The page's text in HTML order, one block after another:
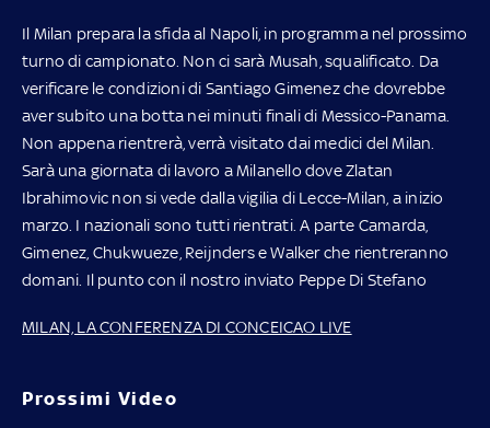
Il Milan prepara la sfida al Napoli, in programma nel prossimo
turno di campionato. Non ci sarà Musah, squalificato. Da
verificare le condizioni di Santiago Gimenez che dovrebbe
aver subito una botta nei minuti finali di Messico-Panama.
Non appena rientrerà, verrà visitato dai medici del Milan.
Sarà una giornata di lavoro a Milanello dove Zlatan
Ibrahimovic non si vede dalla vigilia di Lecce-Milan, a inizio
marzo. I nazionali sono tutti rientrati. A parte Camarda,
Gimenez, Chukwueze, Reijnders e Walker che rientreranno
domani. Il punto con il nostro inviato Peppe Di Stefano
MILAN, LA CONFERENZA DI CONCEICAO LIVE
Prossimi Video